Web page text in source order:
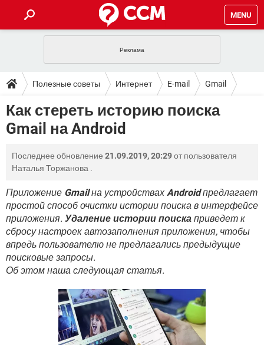
MENU
INSTAGRAM FACEBOOK
ИГРЫ WINDOWS 10
ВКОНТАКТЕ
ПОЛЕЗНЫЕ СОВЕТЫ
TIKTOK TELEGRAM
WHATSAPP INSTAGRAM
WINDOWS 10 ВКОНТАКТЕ
YANDEX
ЗАГРУЗКИ
TIKTOK
FACEBOOK
WINDOWS 10 ВКОНТАКТЕ
ВИДЕО GOOGLE
YANDEX
ФОРУМ
TIKTOK TELEGRAM
FACEBOOK ИГРЫ
WINDOWS 10 ВКОНТАКТЕ
ВИДЕО GOOGLE
YANDEX
ЭНЦИКЛОПЕДИЯ
TIKTOK TELEGRAM
WHATSAPP INSTAGRAM
FACEBOOK ИГРЫ
WINDOWS 10 ВКОНТАКТЕ
ВИДЕО GOOGLE
Полезные советы Интернет E-mail Gmail
Как стереть историю поиска
Gmail на Android
Последнее обновление 21.09.2019, 20:29от пользователя
Наталья Торжанова .
Приложение Gmailна устройствахAndroidпредлагает
простой способ очистки истории поиска в интерфейсе
приложения. Удаление истории поиска приведет к
сбросу настроек автозаполнения приложения, чтобы
впредь пользователю не предлагались предыдущие
поисковые запросы.
Об этом наша следующая статья.